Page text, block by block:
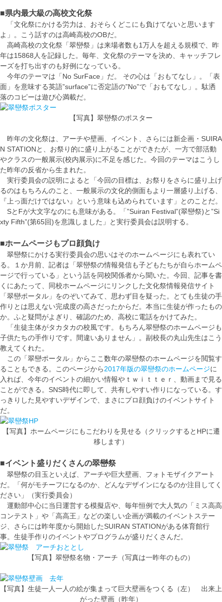
■県内最大級の高校文化祭
「文化祭にかける労力は、おそらくどこにも負けてないと思います
よ」。こう話すのは高崎高校のOBだ。
高崎高校の文化祭「翠巒祭」は来場者数も1万人を超える規模で、昨
年は15868人を記録した。毎年、文化祭のテーマを決め、キャッチフレ
ーズを打ち出すのも好例になっている。
今年のテーマは「No SurFace」だ。 その心は「おもてなし」。「表
面」を意味する英語”surface”に否定語の”No”で「おもてなし」。駄洒
落のコピーは遊び心満載だ。
【写真】翠巒祭のポスター
昨年の文化祭は、アーチや壁画、イベント、さらには新企画・SUIRA
N STATIONと、お祭り的に盛り上がることができたが、一方で部活動
やクラスの一般展示(校内展示)に不足を感じた。今回のテーマはこうし
た昨年の反省から生まれた。
実行委員会の説明によると「今回の目標は、お祭りをさらに盛り上げ
るのはもちろんのこと、一般展示の文化的側面もより一層盛り上げる、
『上っ面だけではない』という意味も込められています」とのことだ。
SとFが大文字なのにも意味がある。「”Suiran Festival”(翠巒祭)と”Si
xty Fifth”(第65回)を意識しました」と実行委員会は説明する。
■ホームページもプロ顔負け
翠巒祭にかける実行委員会の思いはそのホームページにも表れてい
る。１か月前、記者は「翠巒祭の情報発信も子どもたちが自らホームペ
ージで行っている」という話を同校関係者から聞いた。今回、記事を書
くにあたって、同校ホームページにリンクした文化祭情報発信サイト
「翠巒ポータル」をのぞいてみて、思わず目を疑った。とても生徒の手
作りとは思えない完成度の高さだったからだ。本当に生徒が作ったもの
か。ふと疑問がよぎり、確認のため、高校に電話をかけてみた。
「生徒主体がタカタカの校風です。もちろん翠巒祭のホームページも
子供たちの手作りです。間違いありません」。副校長の丸山先生はこう
教えてくれた。
この「翠巒ポータル」からここ数年の翠巒祭のホームページを閲覧す
ることもできる。このページから2017年版の翠巒祭のホームページに
入れば、今年のイベントの細かい情報やｔｗｉｔｔｅｒ、動画まで見る
ことができる。SNS時代に即して、共有しやすい作りになっている。す
っきりした見やすいデザインで、まさにプロ顔負けのイベントサイト
だ。
【写真】ホームページにもこだわりを見せる（クリックするとHPに遷
移します）
■イベント盛りだくさんの翠巒祭
翠巒祭の目玉といえば、アーチや巨大壁画、フォトモザイクアート
だ。「何がモチーフになるのか、どんなデザインになるのか注目してく
ださい」（実行委員会）
運動部中心に当日運営する模擬店や、毎年恒例で大人気の「ミス高高
コンテスト」や「高高王」などの楽しい企画が満載のイベントステー
ジ、さらには昨年度から開始したSUIRAN STATIONがある体育館行
事。生徒手作りのイベントやプログラムが盛りだくさんだ。
【写真】翠巒祭名物・アーチ（写真は一昨年のもの）
【写真】生徒一人一人の絵が集まって巨大壁画をつくる（左） 出来上
がった壁画（昨年）